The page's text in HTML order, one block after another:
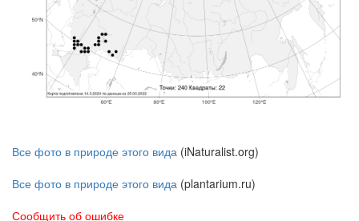
Все фото в природе этого вида (iNaturalist.org)
Все фото в природе этого вида (plantarium.ru)
Сообщить об ошибке